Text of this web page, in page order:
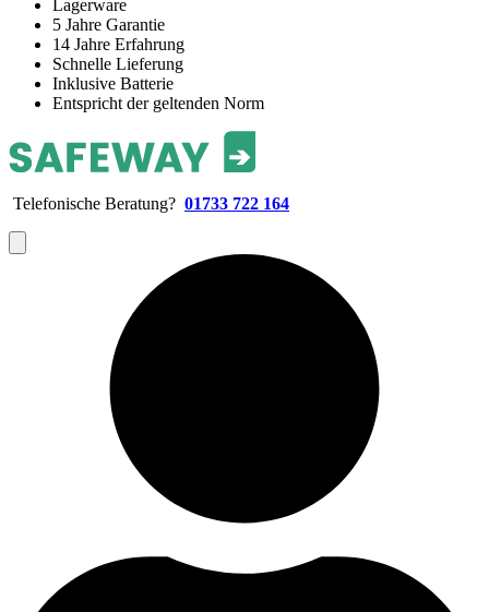
Lagerware
5 Jahre Garantie
14 Jahre Erfahrung
Schnelle Lieferung
Inklusive Batterie
Entspricht der geltenden Norm
Telefonische Beratung? 01733 722 164